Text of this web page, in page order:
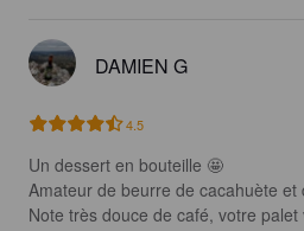
DAMIEN G
4.5
Un dessert en bouteille 🤩
Amateur de beurre de cacahuète et
Note très douce de café, votre